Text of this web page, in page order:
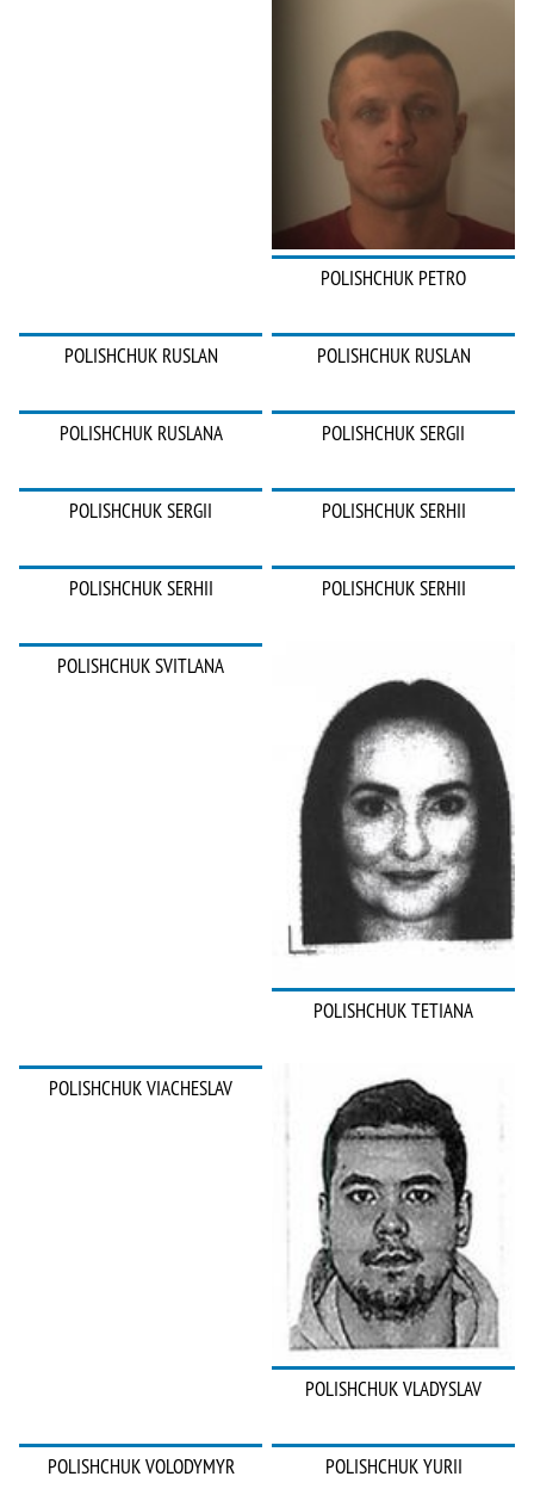
POLISHCHUK PETRO
POLISHCHUK RUSLAN POLISHCHUK RUSLAN
POLISHCHUK RUSLANA POLISHCHUK SERGII
POLISHCHUK SERGII POLISHCHUK SERHII
POLISHCHUK SERHII POLISHCHUK SERHII
POLISHCHUK SVITLANA
POLISHCHUK TETIANA
POLISHCHUK VIACHESLAV
POLISHCHUK VLADYSLAV
POLISHCHUK VOLODYMYR POLISHCHUK YURII